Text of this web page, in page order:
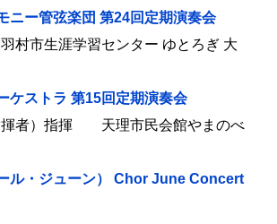
ニー管弦楽団 第24回定期演奏会
市生涯学習センター ゆとろぎ 大
ケストラ 第15回定期演奏会
揮者）指揮 天理市民会館やまのべ
ル・ジューン） Chor June Concert